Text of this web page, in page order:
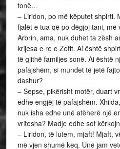
tonë…
– Liridon, po më këputet shpirti.
fjalët e tua që po dëgjoj tani, më
Arbrin, ama, nuk duhet ta zësh
krijesa e re e Zotit. Ai është
të gjithë familjes sonë. Ai është
pafajshëm, si mundet të jetë
dashur?
– Sepse, pikërisht motër, duart
edhe engjëj të pafajshëm.
nuk isha edhe unë atëherë një
vritesha? Madje edhe sot
– Liridon, të lutem, mjaft! Mjaft,
më vjen shumë keq. Unë jam